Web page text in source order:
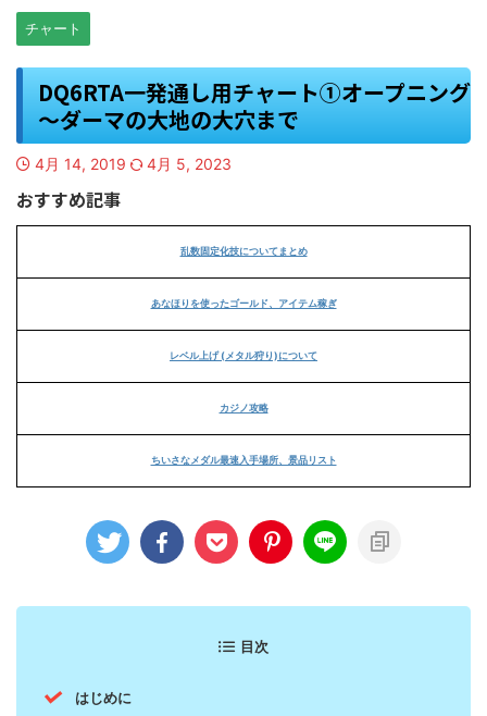
チャート
DQ6RTA一発通し用チャート①オープニング
～ダーマの大地の大穴まで
4月 14, 2019 4月 5, 2023
おすすめ記事
乱数固定化技についてまとめ
あなほりを使ったゴールド、アイテム稼ぎ
レベル上げ (メタル狩り)について
カジノ攻略
ちいさなメダル最速入手場所、景品リスト
目次
はじめに